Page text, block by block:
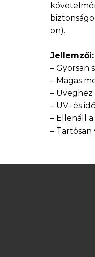
on).
Jellemzői:
– Gyorsan
– Magas
–
– UV- és
– Ellenáll
–